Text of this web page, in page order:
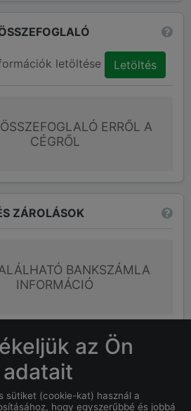
letöltése Letöltés
ERRŐL A
CÉGRŐL
ZÁROLÁSOK
BANKSZÁMLA
INFORMÁCIÓ
KÉRDÉSEK
az Ön
sütiket (cookie-kat) használ a
hogy egyszerűbbé és jobbá